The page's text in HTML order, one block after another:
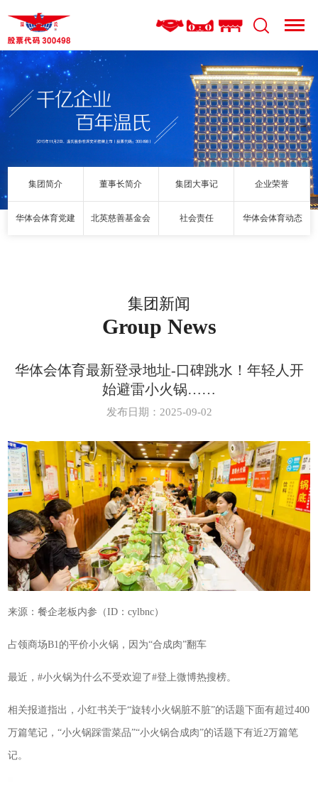
集团简介 董事长简介 集团大事记 企业荣誉
华体会体育党建 北英慈善基金会 社会责任 华体会体育动态
集团新闻
Group News
华体会体育最新登录地址-口碑跳水！年轻人开
始避雷小火锅……
发布日期：2025-09-02
来源：餐企老板内参（ID：cylbnc）
占领商场B1的平价小火锅，因为“合成肉”翻车
最近，#小火锅为什么不受欢迎了#登上微博热搜榜。
相关报道指出，小红书关于“旋转小火锅脏不脏”的话题下面有超过400
万篇笔记，“小火锅踩雷菜品”“小火锅合成肉”的话题下有近2万篇笔
记。